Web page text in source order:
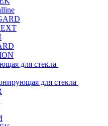
для стекла
для стекла